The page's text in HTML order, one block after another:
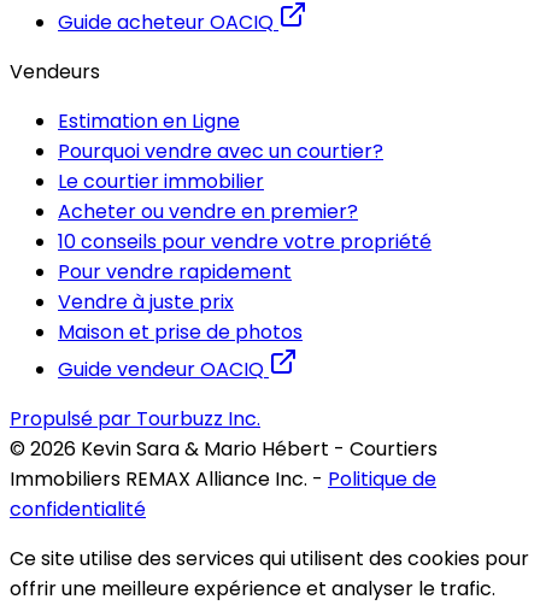
Guide acheteur OACIQ
Vendeurs
Estimation en Ligne
Pourquoi vendre avec un courtier?
Le courtier immobilier
Acheter ou vendre en premier?
10 conseils pour vendre votre propriété
Pour vendre rapidement
Vendre à juste prix
Maison et prise de photos
Guide vendeur OACIQ
Propulsé par Tourbuzz Inc.
©2026 Kevin Sara & Mario Hébert - Courtiers
Immobiliers REMAX Alliance Inc. - Politique de
confidentialité
Ce site utilise des services qui utilisent des cookies pour
offrir une meilleure expérience et analyser le trafic.